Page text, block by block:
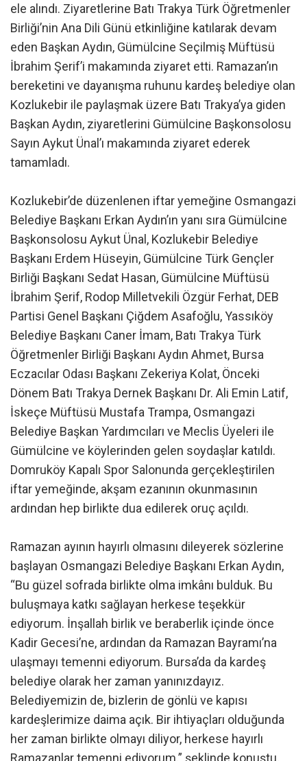
ele alındı. Ziyaretlerine Batı Trakya Türk Öğretmenler
Birliği’nin Ana Dili Günü etkinliğine katılarak devam
eden Başkan Aydın, Gümülcine Seçilmiş Müftüsü
İbrahim Şerif’i makamında ziyaret etti. Ramazan’ın
bereketini ve dayanışma ruhunu kardeş belediye olan
Kozlukebir ile paylaşmak üzere Batı Trakya’ya giden
Başkan Aydın, ziyaretlerini Gümülcine Başkonsolosu
Sayın Aykut Ünal’ı makamında ziyaret ederek
tamamladı.
Kozlukebir’de düzenlenen iftar yemeğine Osmangazi
Belediye Başkanı Erkan Aydın’ın yanı sıra Gümülcine
Başkonsolosu Aykut Ünal, Kozlukebir Belediye
Başkanı Erdem Hüseyin, Gümülcine Türk Gençler
Birliği Başkanı Sedat Hasan, Gümülcine Müftüsü
İbrahim Şerif, Rodop Milletvekili Özgür Ferhat, DEB
Partisi Genel Başkanı Çiğdem Asafoğlu, Yassıköy
Belediye Başkanı Caner İmam, Batı Trakya Türk
Öğretmenler Birliği Başkanı Aydın Ahmet, Bursa
Eczacılar Odası Başkanı Zekeriya Kolat, Önceki
Dönem Batı Trakya Dernek Başkanı Dr. Ali Emin Latif,
İskeçe Müftüsü Mustafa Trampa, Osmangazi
Belediye Başkan Yardımcıları ve Meclis Üyeleri ile
Gümülcine ve köylerinden gelen soydaşlar katıldı.
Domruköy Kapalı Spor Salonunda gerçekleştirilen
iftar yemeğinde, akşam ezanının okunmasının
ardından hep birlikte dua edilerek oruç açıldı.
Ramazan ayının hayırlı olmasını dileyerek sözlerine
başlayan Osmangazi Belediye Başkanı Erkan Aydın,
“Bu güzel sofrada birlikte olma imkânı bulduk. Bu
buluşmaya katkı sağlayan herkese teşekkür
ediyorum. İnşallah birlik ve beraberlik içinde önce
Kadir Gecesi’ne, ardından da Ramazan Bayramı’na
ulaşmayı temenni ediyorum. Bursa’da da kardeş
belediye olarak her zaman yanınızdayız.
Belediyemizin de, bizlerin de gönlü ve kapısı
kardeşlerimize daima açık. Bir ihtiyaçları olduğunda
her zaman birlikte olmayı diliyor, herkese hayırlı
Ramazanlar temenni ediyorum.” şeklinde konuştu.